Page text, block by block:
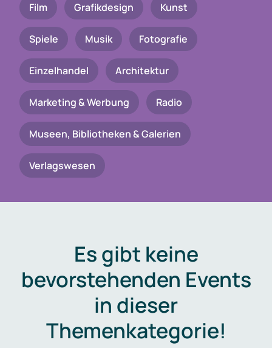
Film Grafikdesign Kunst
Spiele Musik Fotografie
Einzelhandel Architektur
Marketing & Werbung Radio
Museen, Bibliotheken & Galerien
Verlagswesen
Es gibt keine
bevorstehenden Events
in dieser
Themenkategorie!